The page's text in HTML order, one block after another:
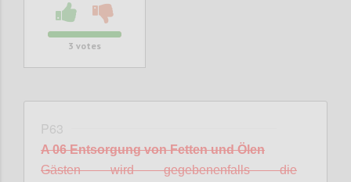
3 votes
P63
A 06 Entsorgung von Fetten und Ölen
Gästen wird gegebenenfalls die